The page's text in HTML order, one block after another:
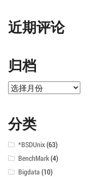
近期评论
归档
归
分类
*BSDUnix(63)
BenchMark(4)
Bigdata (10)